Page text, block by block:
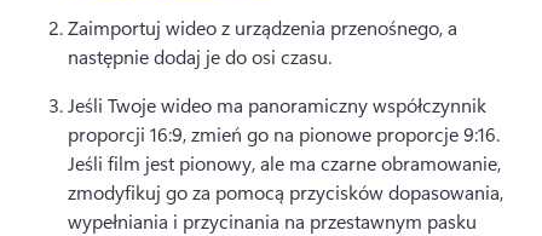
Zaimportuj wideo z urządzenia przenośnego, a
następnie dodaj je do osi czasu.
Jeśli Twoje wideo ma panoramiczny współczynnik
Jeśli film jest pionowy, ale ma czarne obramowanie,
zmodyfikuj go za pomocą przycisków dopasowania,
wypełniania i przycinania na przestawnym pasku